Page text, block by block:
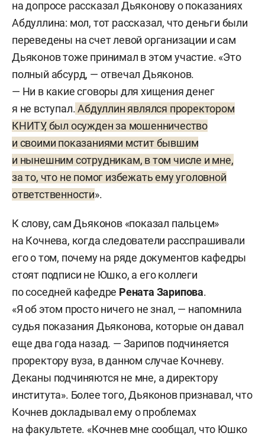
на допросе рассказал Дьяконову о показаниях
Абдуллина: мол, тот рассказал, что деньги были
переведены на счет левой организации и сам
Дьяконов тоже принимал в этом участие. «Это
полный абсурд, — отвечал Дьяконов.
— Ни в какие сговоры для хищения денег
я не вступал.Абдуллин являлся проректором
КНИТУ, был осужден за мошенничество
и своими показаниями мстит бывшим
и нынешним сотрудникам, в том числе и мне,
за то, что не помог избежать ему уголовной
ответственности».
К слову, сам Дьяконов «показал пальцем»
на Кочнева, когда следователи расспрашивали
его о том, почему на ряде документов кафедры
стоят подписи не Юшко, а его коллеги
по соседней кафедре Рената Зарипова.
«Я об этом просто ничего не знал, — напомнила
судья показания Дьяконова, которые он давал
еще два года назад. — Зарипов подчиняется
проректору вуза, в данном случае Кочневу.
Деканы подчиняются не мне, а директору
института». Более того, Дьяконов признавал, что
Кочнев докладывал ему о проблемах
на факультете. «Кочнев мне сообщал, что Юшко